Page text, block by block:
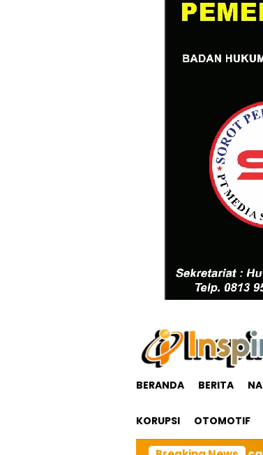
BERANDA BERITA
KORUPSI OTOMOTIF